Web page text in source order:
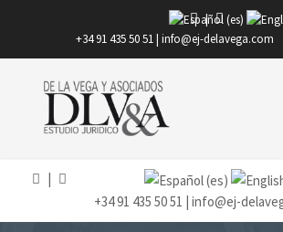
|
+34 91 435 50 51 | info@ej-delavega.com
+34 91 435 50 51 | info@ej-